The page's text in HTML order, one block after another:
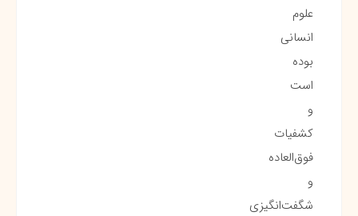
علوم
انسانی
بوده
است
و
کشفیات
فوق‌العاده
و
شگفت‌انگیزی